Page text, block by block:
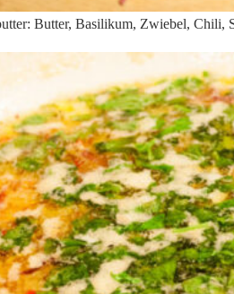
Butter, Basilikum, Zwiebel, Chili,